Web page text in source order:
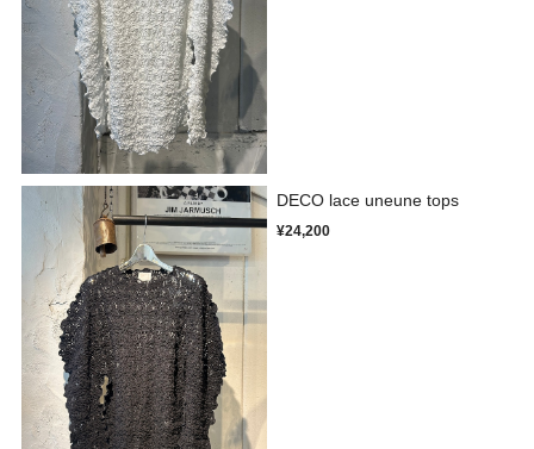
DECO lace uneune tops
¥24,200